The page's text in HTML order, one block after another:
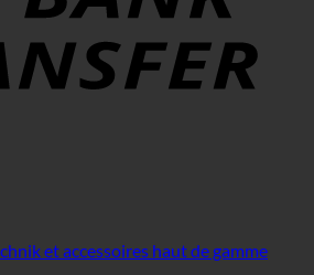
et accessoires haut de gamme